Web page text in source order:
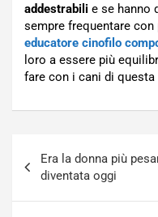
addestrabili e se hanno
sempre frequentare
educatore cinofilo
loro a essere più
fare con i cani di questa
articoli
Era la donna più
diventata oggi